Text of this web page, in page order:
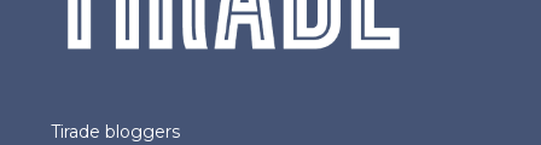
Tirade bloggers